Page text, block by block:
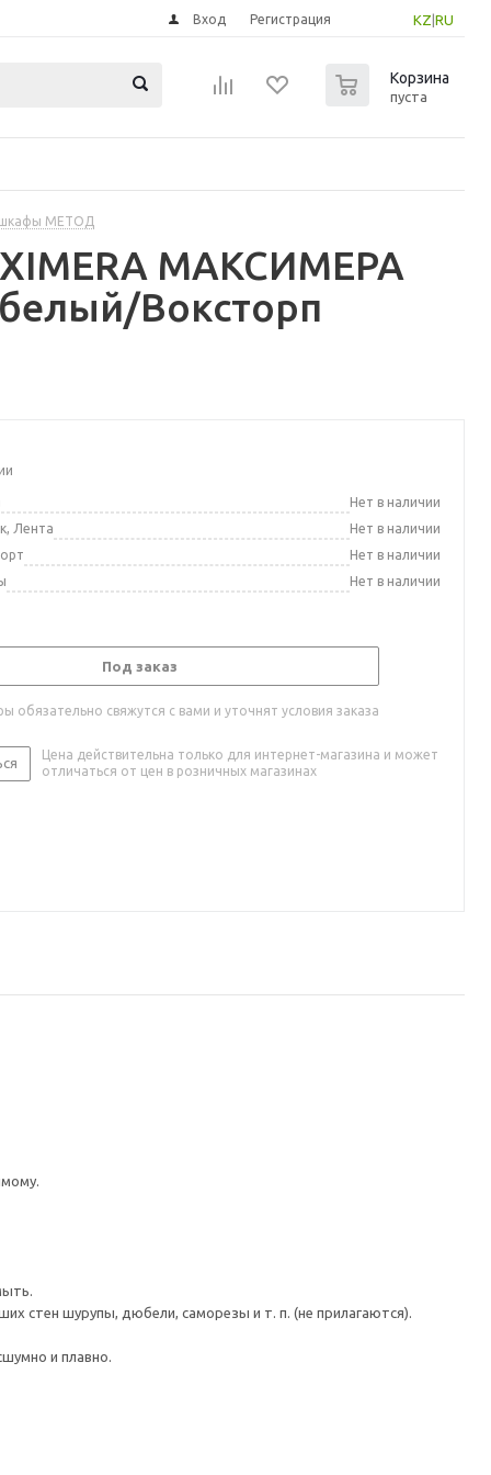
KZ RU
Вход Регистрация
Корзина
пуста
шкафы МЕТОД
МАКСИМЕРА
Воксторп
Нет в наличии
Лента
Нет в наличии
Нет в наличии
Нет в наличии
Под заказ
обязательно свяжутся с вами и уточнят условия заказа
Цена действительна только для интернет-магазина и может
отличаться от цен в розничных магазинах
стен шурупы, дюбели, саморезы и т. п. (не прилагаются).
и плавно.